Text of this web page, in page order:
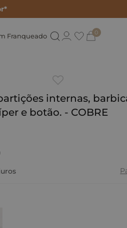
Franqueado 0
internas,
e botão. - COBRE